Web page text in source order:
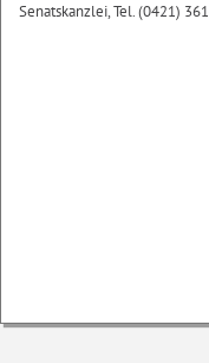
Senatskanzlei, Tel. (0421)